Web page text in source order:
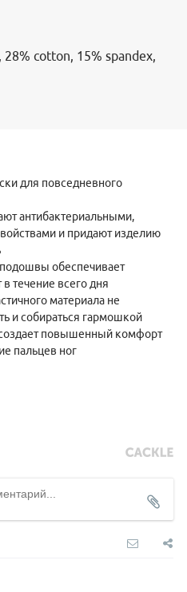
повышение прочности и
внутри ботинка.
материала помогает носку
во время ходьбы. Все,
легкое.
с поверхности тела
во время больших
cotton, 15% spandex,
для повседневного
антибактериальными,
и придают изделию
обеспечивает
течение всего дня
материала не
и собираться гармошкой
повышенный комфорт
пальцев ног